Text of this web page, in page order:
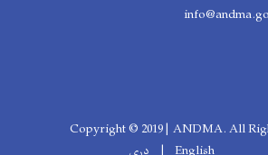
Copyright © 2019 | ANDMA. All